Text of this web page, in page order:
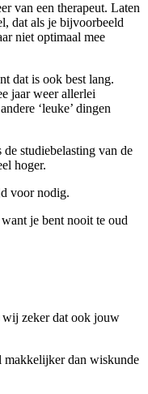
van een therapeut. Laten
dat als je bijvoorbeeld
niet optimaal mee
dat is ook best lang.
jaar weer allerlei
‘leuke’ dingen
studiebelasting van de
hoger.
voor nodig.
je bent nooit te oud
wij zeker dat ook jouw
makkelijker dan wiskunde